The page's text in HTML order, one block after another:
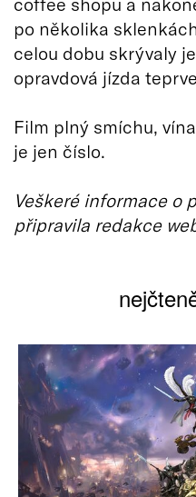
po několika
celou dobu skrývaly
opravdová jízda
Film plný smíchu,
je jen číslo.
Veškeré informace o
připravila redakce